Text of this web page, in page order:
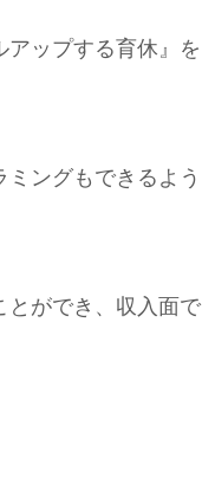
ップする育休』を
ングもできるよう
とができ、収入面で